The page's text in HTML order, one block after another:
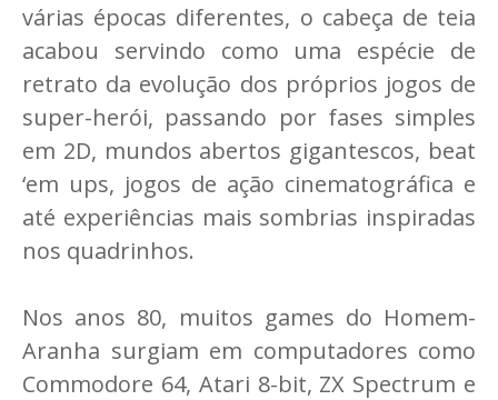
várias épocas diferentes, o cabeça de teia
acabou servindo como uma espécie de
retrato da evolução dos próprios jogos de
super-herói, passando por fases simples
em 2D, mundos abertos gigantescos, beat
‘em ups, jogos de ação cinematográfica e
até experiências mais sombrias inspiradas
nos quadrinhos.
Nos anos 80, muitos games do Homem-
Aranha surgiam em computadores como
Commodore 64, Atari 8-bit, ZX Spectrum e